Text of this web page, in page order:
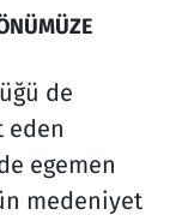
de
eden
egemen
medeniyet